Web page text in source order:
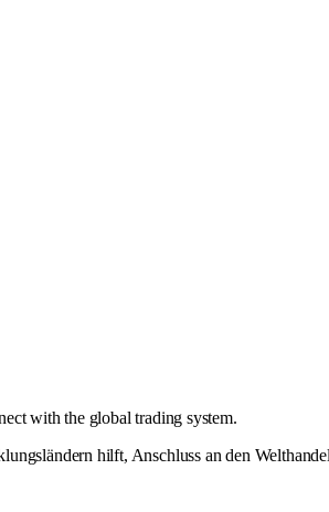
with the global trading system.
hilft, Anschluss an den